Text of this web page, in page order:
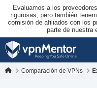
Evaluamos a los
rigurosas, pero también
comisión de afiliados con los
parte de nuestra
Comparación de VPNs